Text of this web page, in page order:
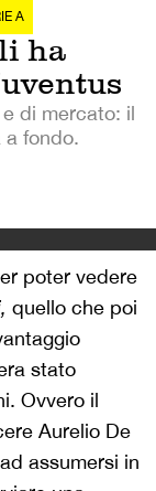
A
ha
di mercato: il
fondo.
poter vedere
quello che poi
stato
Ovvero il
Aurelio De
assumersi in